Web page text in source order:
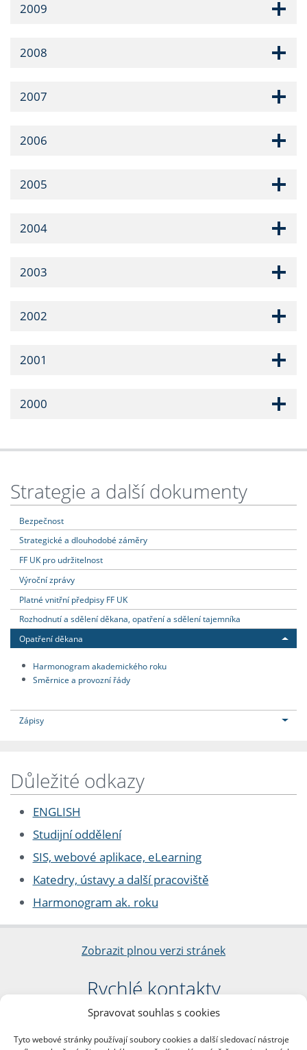
Spravovat souhlas s cookies
Tyto webové stránky používají soubory cookies a další sledovací nástroje
2009
2008
2007
2006
2005
2004
2003
2002
2001
2000
Strategie a další dokumenty
Bezpečnost
Strategické a dlouhodobé záměry
FF UK pro udržitelnost
Výroční zprávy
Platné vnitřní předpisy FF UK
Rozhodnutí a sdělení děkana, opatření a sdělení tajemníka
Opatření děkana
Harmonogram akademického roku
Směrnice a provozní řády
Zápisy
Důležité odkazy
ENGLISH
Studijní oddělení
SIS, webové aplikace, eLearning
Katedry, ústavy a další pracoviště
Harmonogram ak. roku
Zobrazit plnou verzi stránek
Rychlé kontakty
Filozofická fakulta
nám. Jana Palacha 1/2